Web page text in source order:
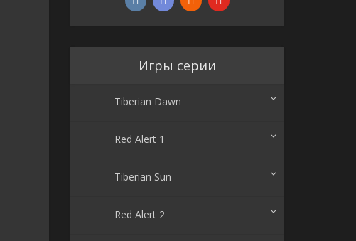
Игры серии
Tiberian Dawn
Red Alert 1
Tiberian Sun
Red Alert 2